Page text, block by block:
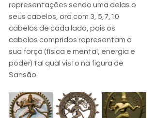
representações sendo uma delas o
seus cabelos, ora com 3, 5,7,10
cabelos de cada lado, pois os
cabelos compridos representam a
sua força (física e mental, energia e
poder) tal qual visto na figura de
Sansão.